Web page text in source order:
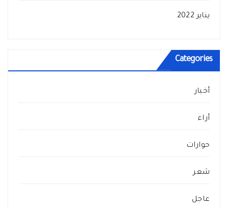
يناير 2022
Categories
أخبار
أراء
حوارات
شعر
عاجل